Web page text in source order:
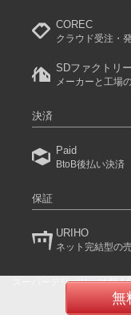
無
COREC
クラウド受注・
SDファクトリー
メーカーと工場
決済
Paid
BtoB後払い決済
保証
URIHO
ネット完結型の
スーパーデリバリーは個
(C) 2024